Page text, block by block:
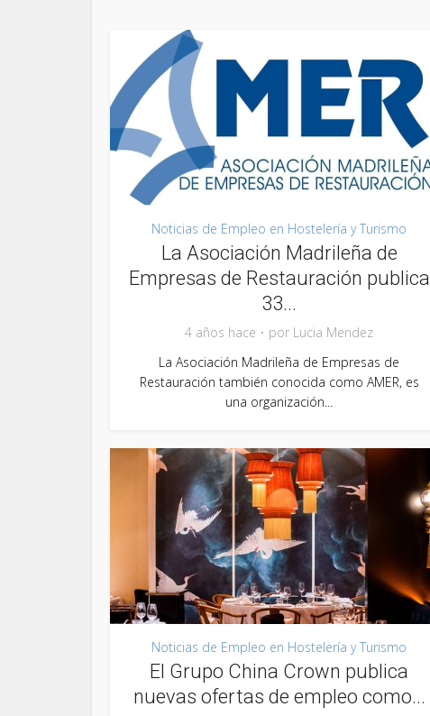
Noticias de Empleo en Hostelería y Turismo
La Asociación Madrileña de
Empresas de Restauración publica
33...
4 años hace por Lucia Mendez
La Asociación Madrileña de Empresas de
Restauración también conocida como AMER, es
una organización...
Noticias de Empleo en Hostelería y Turismo
El Grupo China Crown publica
nuevas ofertas de empleo como...